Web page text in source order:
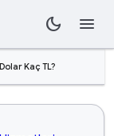
dark_mode menu
Kaç TL?